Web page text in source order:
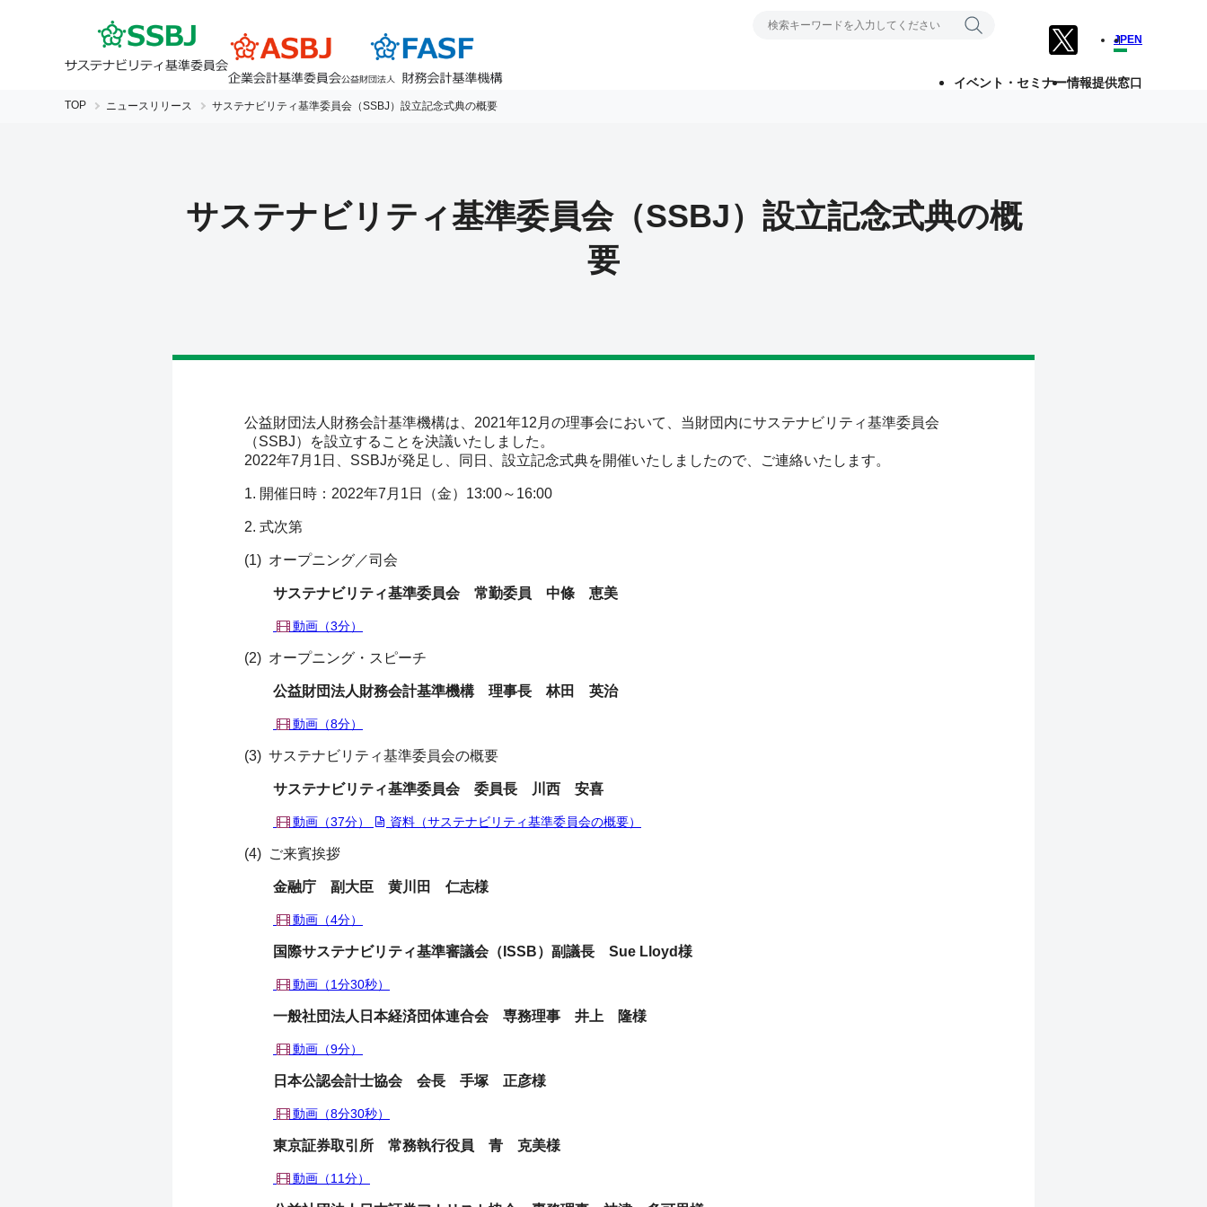
イベント・セミナー情報提供窓口
JPEN
TOP ニュースリリース サステナビリティ基準委員会（SSBJ）設立記念式典の概要
サステナビリティ基準委員会（SSBJ）設立記念式典の概
要
公益財団法人財務会計基準機構は、2021年12月の理事会において、当財団内にサステナビリティ基準委員会
（SSBJ）を設立することを決議いたしました。
2022年7月1日、SSBJが発足し、同日、設立記念式典を開催いたしましたので、ご連絡いたします。
1. 開催日時：2022年7月1日（金）13:00～16:00
2. 式次第
(1) オープニング／司会
サステナビリティ基準委員会 常勤委員 中條 恵美
動画（3分）
(2) オープニング・スピーチ
公益財団法人財務会計基準機構 理事長 林田 英治
動画（8分）
(3) サステナビリティ基準委員会の概要
サステナビリティ基準委員会 委員長 川西 安喜
動画（37分） 資料（サステナビリティ基準委員会の概要）
(4) ご来賓挨拶
金融庁 副大臣 黄川田 仁志様
動画（4分）
国際サステナビリティ基準審議会（ISSB）副議長 Sue Lloyd様
動画（1分30秒）
一般社団法人日本経済団体連合会 専務理事 井上 隆様
動画（9分）
日本公認会計士協会 会長 手塚 正彦様
動画（8分30秒）
東京証券取引所 常務執行役員 青 克美様
動画（11分）